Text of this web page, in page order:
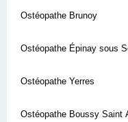
Ostéopathe Brunoy
Ostéopathe Épinay sous
Ostéopathe Yerres
Ostéopathe Boussy Saint